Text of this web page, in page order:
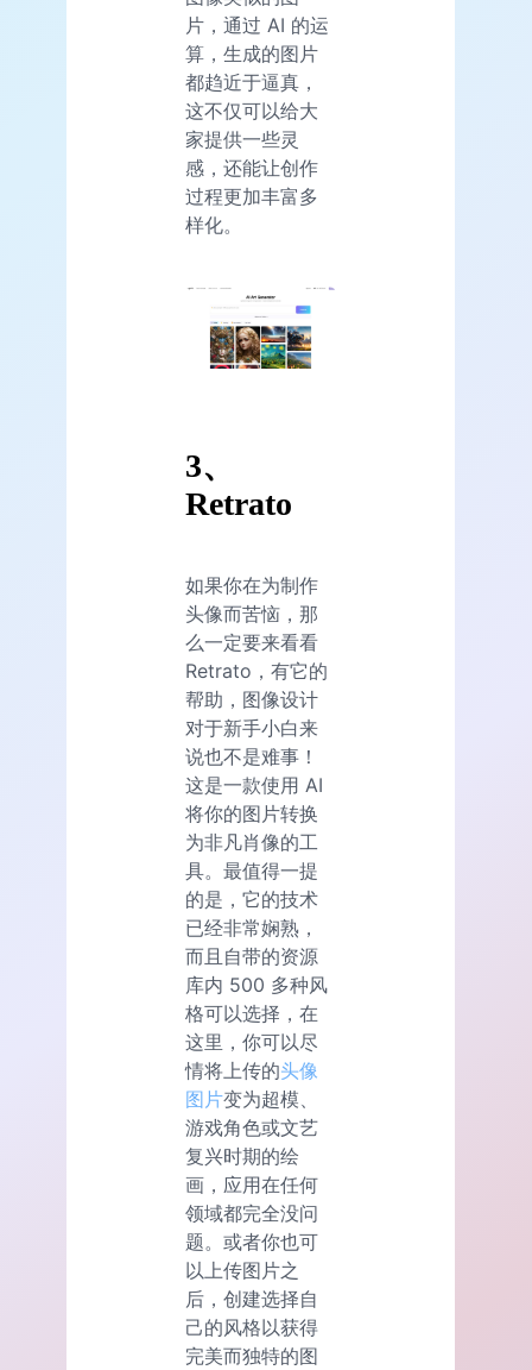
片，通过 AI 的运
算，生成的图片
都趋近于逼真，
这不仅可以给大
家提供一些灵
感，还能让创作
过程更加丰富多
样化。
3、
Retrato
如果你在为制作
头像而苦恼，那
么一定要来看看
Retrato，有它的
帮助，图像设计
对于新手小白来
说也不是难事！
这是一款使用 AI
将你的图片转换
为非凡肖像的工
具。最值得一提
的是，它的技术
已经非常娴熟，
而且自带的资源
库内 500 多种风
格可以选择，在
这里，你可以尽
情将上传的头像
图片变为超模、
游戏角色或文艺
复兴时期的绘
画，应用在任何
领域都完全没问
题。或者你也可
以上传图片之
后，创建选择自
己的风格以获得
完美而独特的图